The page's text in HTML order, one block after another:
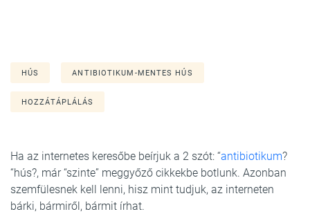
HÚS ANTIBIOTIKUM-MENTES HÚS
HOZZÁTÁPLÁLÁS
Ha az internetes keresőbe beírjuk a 2 szót: “antibiotikum?
“hús?, már “szinte” meggyőző cikkekbe botlunk. Azonban
szemfülesnek kell lenni, hisz mint tudjuk, az interneten
bárki, bármiről, bármit írhat.